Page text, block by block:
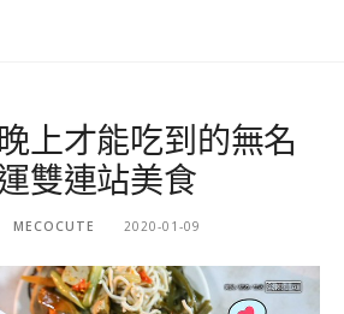
上才能吃到的無名
雙連站美食
MECOCUTE 2020-01-09